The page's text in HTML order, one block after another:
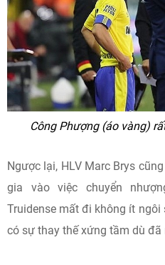
Công Phượng (áo vàng)
Ngược lại, HLV Marc Brys
gia vào việc chuyển
Truidense mất đi không ít
có sự thay thế xứng tầm dù đã